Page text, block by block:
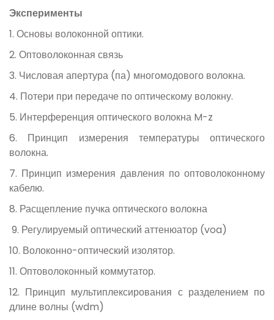
Эксперименты
1. Основы волоконной оптики.
2. Оптоволоконная связь
3. Числовая апертура (па) многомодового волокна.
4. Потери при передаче по оптическому волокну.
5. Интерференция оптического волокна M-z
6. Принцип измерения температуры оптического
волокна.
7. Принцип измерения давления по оптоволоконному
кабелю.
8. Расщепление пучка оптического волокна
9. Регулируемый оптический аттенюатор (voa)
10. Волоконно-оптический изолятор.
11. Оптоволоконный коммутатор.
12. Принцип мультиплексирования с разделением по
длине волны (wdm)